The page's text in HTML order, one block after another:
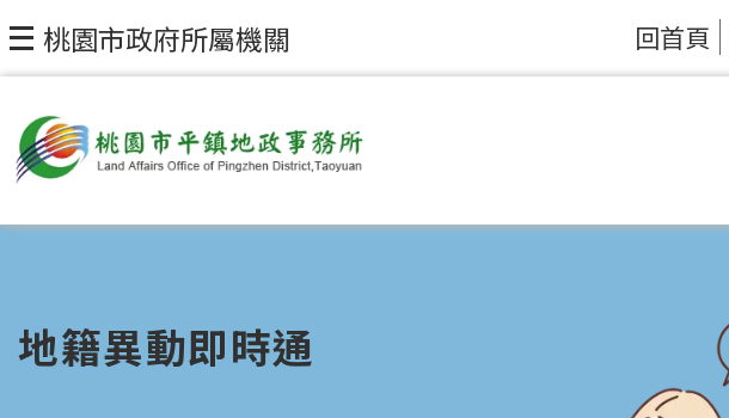
桃園市政府所屬機關 回首頁
地籍異動即時通